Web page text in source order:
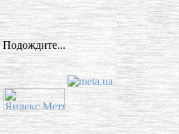
Подождите...